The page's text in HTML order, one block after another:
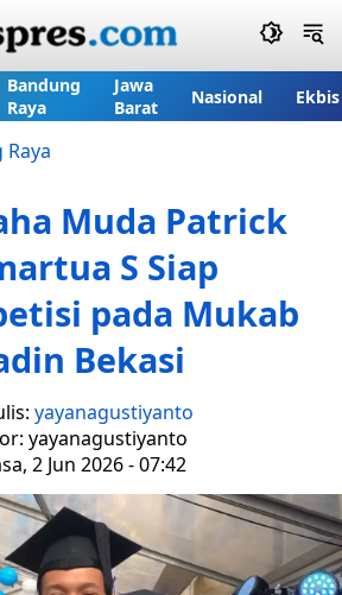
Bandung
Raya
Jawa
Barat
Nasional Ekbis
Muda Patrick
S Siap
pada Mukab
Bekasi
yayanagustiyanto
yayanagustiyanto
2 Jun 2026 - 07:42